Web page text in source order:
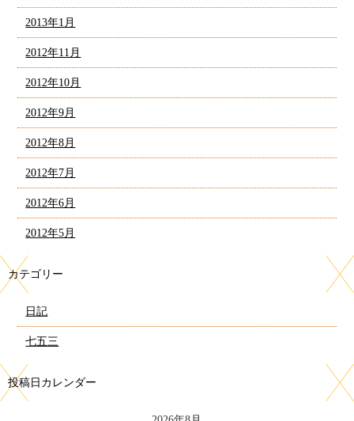
2013年1月
2012年11月
2012年10月
2012年9月
2012年8月
2012年7月
2012年6月
2012年5月
カテゴリー
日記
七五三
投稿日カレンダー